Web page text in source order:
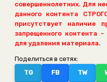
совершеннолетних. Для
данного контента
присутствует наличие
запрещенного контента
для удаления материала.
Поделиться в сетях:
TG
FB TW